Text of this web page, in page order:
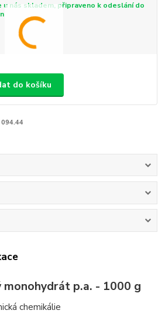
u nás skladem, připraveno k odeslání do
do košíku
094.44
monohydrát p.a. - 1000 g
chemikálie